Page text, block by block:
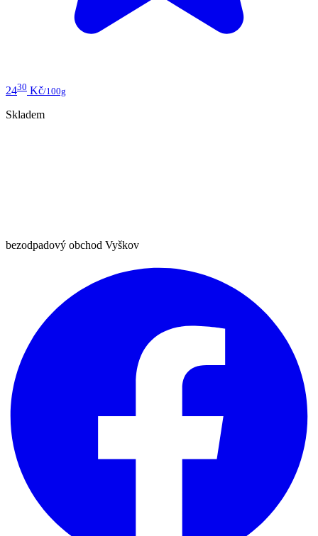
2430 Kč/100g
Skladem
bezodpadový obchod Vyškov